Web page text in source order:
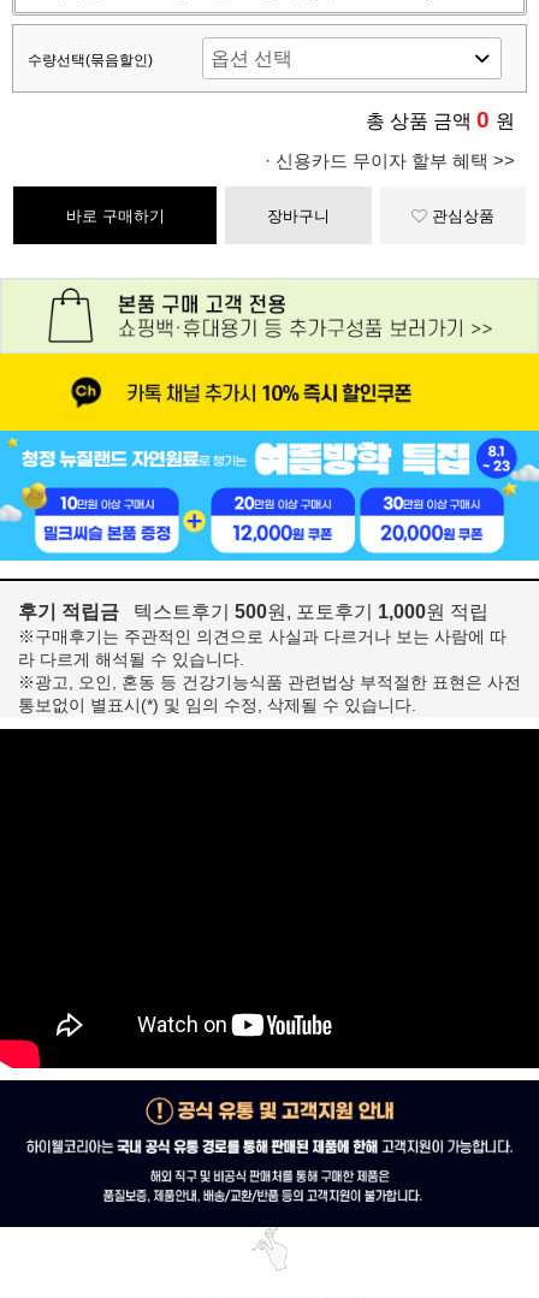
수량선택(묶음할인)
총 상품 금액 0 원
· 신용카드 무이자 할부 혜택 >>
바로 구매하기 장바구니 관심상품
후기 적립금 텍스트후기 500원, 포토후기 1,000원 적립
※구매후기는 주관적인 의견으로 사실과 다르거나 보는 사람에 따
라 다르게 해석될 수 있습니다.
※광고, 오인, 혼동 등 건강기능식품 관련법상 부적절한 표현은 사전
통보없이 별표시(*) 및 임의 수정, 삭제될 수 있습니다.